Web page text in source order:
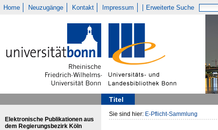
Home Neuzugänge Kontakt Impressum Erweiterte Suche
Titel
Elektronische Publikationen aus
dem Regierungsbezirk Köln
Sie sind hier: E-Pflicht-Sammlung